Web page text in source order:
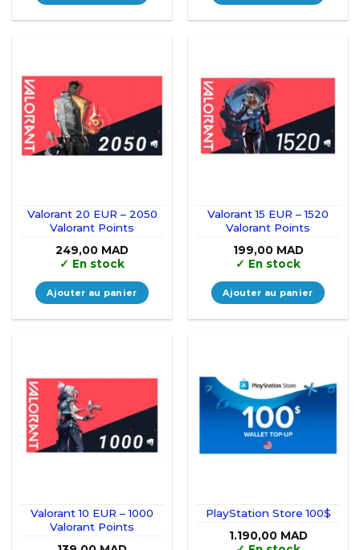
Valorant 20 EUR – 2050
Valorant Points
249,00 MAD
✓ En stock
Ajouter au panier
Valorant 15 EUR – 1520
Valorant Points
199,00 MAD
✓ En stock
Ajouter au panier
Valorant 10 EUR – 1000
Valorant Points
PlayStation Store 100$
1.190,00 MAD